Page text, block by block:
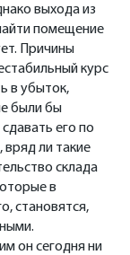
выхода из
помещение
Причины
курс
в убыток,
были бы
его по
вряд ли такие
склада
в
становятся,
он сегодня ни